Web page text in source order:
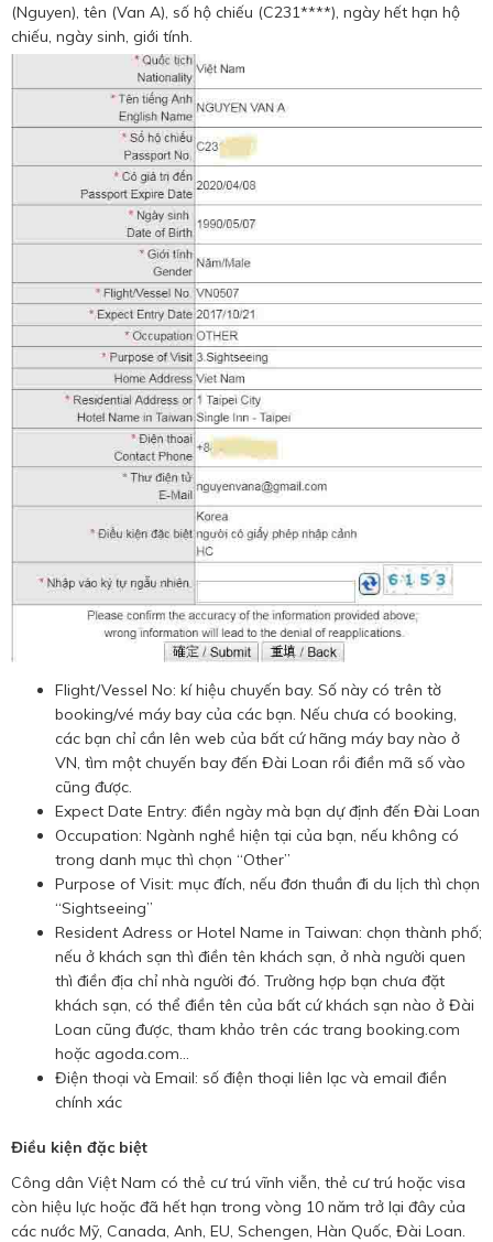
(Nguyen), tên (Van A), số hộ chiếu (C231****), ngày hết hạn hộ
chiếu, ngày sinh, giới tính.
Flight/Vessel No: kí hiệu chuyến bay. Số này có trên tờ
booking/vé máy bay của các bạn. Nếu chưa có booking,
các bạn chỉ cần lên web của bất cứ hãng máy bay nào ở
VN, tìm một chuyến bay đến Đài Loan rồi điền mã số vào
cũng được.
Expect Date Entry: điền ngày mà bạn dự định đến Đài Loan
Occupation: Ngành nghề hiện tại của bạn, nếu không có
trong danh mục thì chọn “Other”
Purpose of Visit: mục đích, nếu đơn thuần đi du lịch thì chọn
“Sightseeing”
Resident Adress or Hotel Name in Taiwan: chọn thành phố;
nếu ở khách sạn thì điền tên khách sạn, ở nhà người quen
thì điền địa chỉ nhà người đó. Trường hợp bạn chưa đặt
khách sạn, có thể điền tên của bất cứ khách sạn nào ở Đài
Loan cũng được, tham khảo trên các trang booking.com
hoặc agoda.com…
Điện thoại và Email: số điện thoại liên lạc và email điền
chính xác
Điều kiện đặc biệt
Công dân Việt Nam có thẻ cư trú vĩnh viễn, thẻ cư trú hoặc visa
còn hiệu lực hoặc đã hết hạn trong vòng 10 năm trở lại đây của
các nước Mỹ, Canada, Anh, EU, Schengen, Hàn Quốc, Đài Loan.